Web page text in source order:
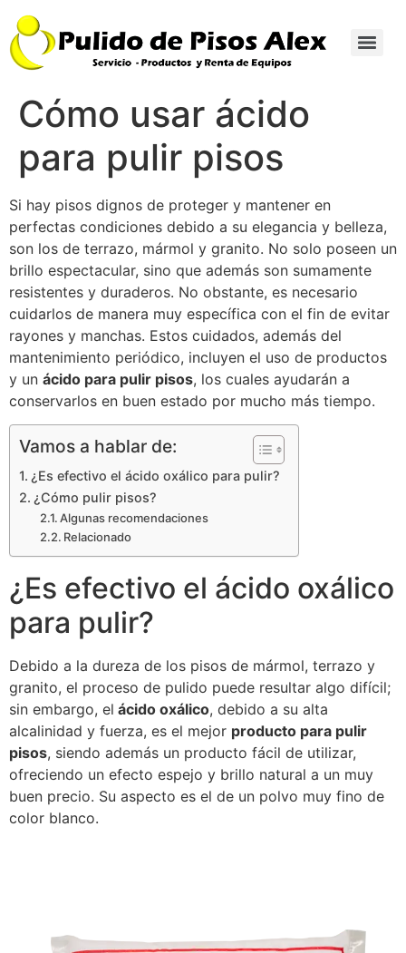
Cómo usar ácido
para pulir pisos
Si hay pisos dignos de proteger y mantener en
perfectas condiciones debido a su elegancia y belleza,
son los de terrazo, mármol y granito. No solo poseen un
brillo espectacular, sino que además son sumamente
resistentes y duraderos. No obstante, es necesario
cuidarlos de manera muy específica con el fin de evitar
rayones y manchas. Estos cuidados, además del
mantenimiento periódico, incluyen el uso de productos
y un ácido para pulir pisos, los cuales ayudarán a
conservarlos en buen estado por mucho más tiempo.
Vamos a hablar de:
¿Es efectivo el ácido oxálico para pulir?
¿Cómo pulir pisos?
Algunas recomendaciones
Relacionado
¿Es efectivo el ácido oxálico
para pulir?
Debido a la dureza de los pisos de mármol, terrazo y
granito, el proceso de pulido puede resultar algo difícil;
sin embargo, el ácido oxálico, debido a su alta
alcalinidad y fuerza, es el mejor producto para pulir
pisos, siendo además un producto fácil de utilizar,
ofreciendo un efecto espejo y brillo natural a un muy
buen precio. Su aspecto es el de un polvo muy fino de
color blanco.